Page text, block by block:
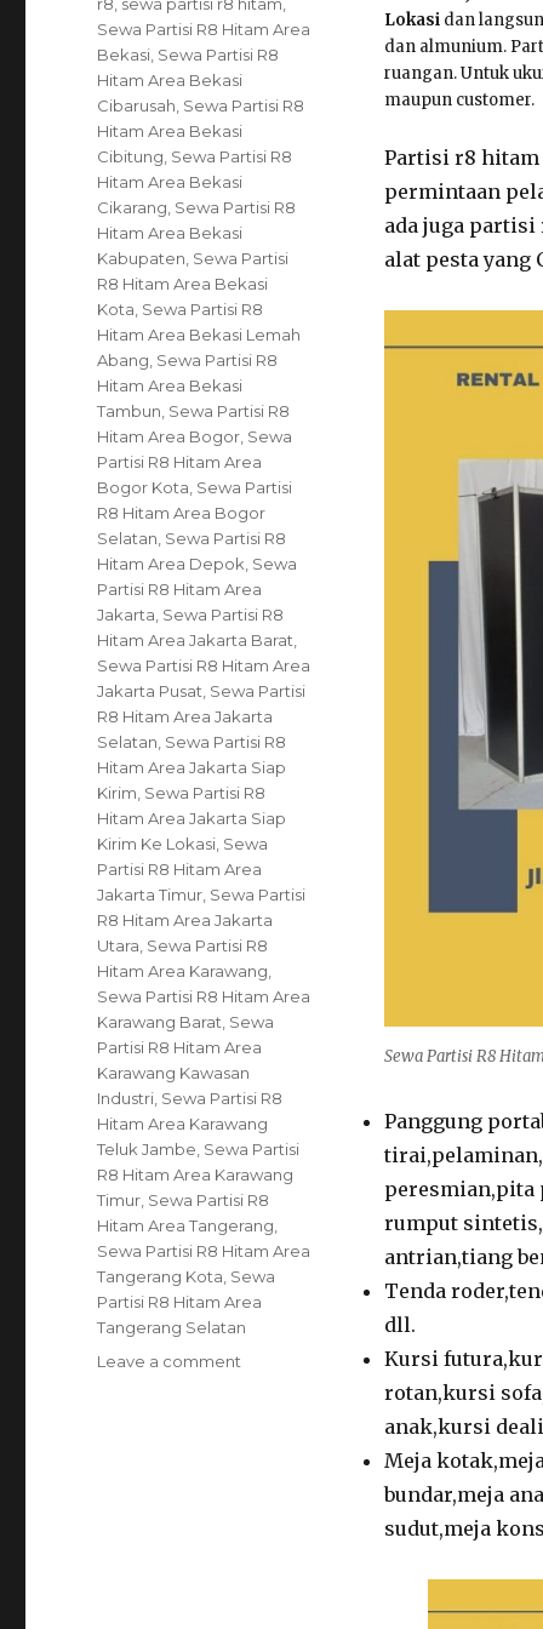
Lokasidan
dan almunium.
ruangan. Untuk
maupun customer.
Partisi r8 hitam
permintaan
ada juga
alat pesta yang
Sewa Partisi R8
Panggung
peresmian,pita
rumput
antrian,tiang
Tenda
dll.
Kursi
rotan,kursi
anak,kursi
Meja
bundar,meja
sudut,meja
Sewa Partisi R8 Hitam Area
Bekasi Sewa Partisi R8
Hitam Area Bekasi
Cibarusah Sewa Partisi R8
Hitam Area Bekasi
Cibitung Sewa Partisi R8
Hitam Area Bekasi
Cikarang Sewa Partisi R8
Hitam Area Bekasi
Kabupaten Sewa Partisi
R8 Hitam Area Bekasi
Kota Sewa Partisi R8
Hitam Area Bekasi Lemah
Abang Sewa Partisi R8
Hitam Area Bekasi
Tambun Sewa Partisi R8
Hitam Area Bogor Sewa
Partisi R8 Hitam Area
Bogor Kota Sewa Partisi
R8 Hitam Area Bogor
Selatan Sewa Partisi R8
Hitam Area Depok Sewa
Partisi R8 Hitam Area
Jakarta Sewa Partisi R8
Hitam Area Jakarta Barat
Sewa Partisi R8 Hitam Area
Jakarta Pusat Sewa Partisi
R8 Hitam Area Jakarta
Selatan Sewa Partisi R8
Hitam Area Jakarta Siap
Kirim Sewa Partisi R8
Hitam Area Jakarta Siap
Kirim Ke Lokasi Sewa
Partisi R8 Hitam Area
Jakarta Timur Sewa Partisi
R8 Hitam Area Jakarta
Utara Sewa Partisi R8
Hitam Area Karawang
Sewa Partisi R8 Hitam Area
Karawang Barat Sewa
Partisi R8 Hitam Area
Karawang Kawasan
Industri Sewa Partisi R8
Hitam Area Karawang
Teluk Jambe Sewa Partisi
R8 Hitam Area Karawang
Timur Sewa Partisi R8
Hitam Area Tangerang
Sewa Partisi R8 Hitam Area
Tangerang Kota Sewa
Partisi R8 Hitam Area
Tangerang Selatan
Leave a comment